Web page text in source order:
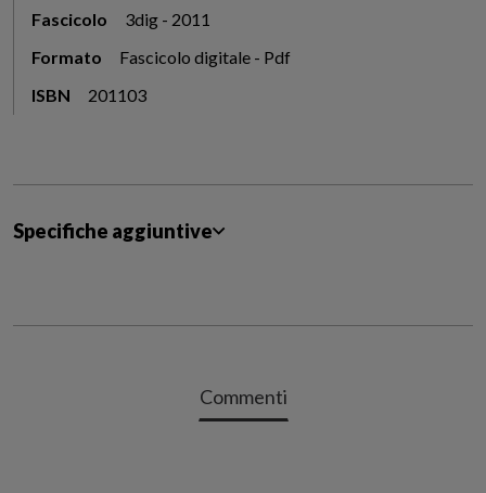
Fascicolo
3dig - 2011
Formato
Fascicolo digitale - Pdf
ISBN
201103
Specifiche aggiuntive
Commenti